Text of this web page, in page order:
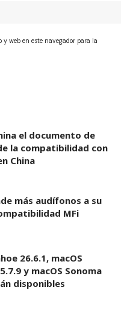
web en este navegador para la
el documento de
la compatibilidad con
China
más audífonos a su
MFi
26.6.1, macOS
y macOS Sonoma
disponibles